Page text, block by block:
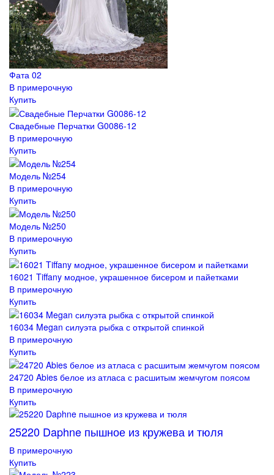
Фата 02
В примерочную
Купить
Свадебные Перчатки G0086-12
В примерочную
Купить
Модель №254
В примерочную
Купить
Модель №250
В примерочную
Купить
16021 Tiffany модное, украшенное бисером и пайетками
В примерочную
Купить
16034 Megan силуэта рыбка с открытой спинкой
В примерочную
Купить
24720 Abies белое из атласа с расшитым жемчугом поясом
В примерочную
Купить
25220 Daphne пышное из кружева и тюля
В примерочную
Купить